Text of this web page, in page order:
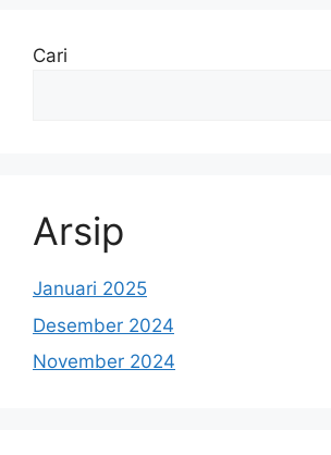
Cari
Arsip
Januari 2025
Desember 2024
November 2024